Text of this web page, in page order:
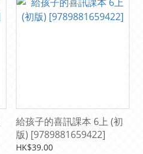
給孩子的喜訊課本 6上 (初
版) [9789881659422]
HK$39.00